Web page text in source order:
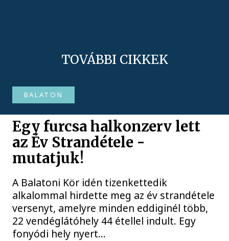
TOVÁBBI CIKKEK
BALATON
Egy furcsa halkonzerv lett
az Év Strandétele -
mutatjuk!
A Balatoni Kör idén tizenkettedik
alkalommal hirdette meg az év strandétele
versenyt, amelyre minden eddiginél több,
22 vendéglátóhely 44 étellel indult. Egy
fonyódi hely nyert...